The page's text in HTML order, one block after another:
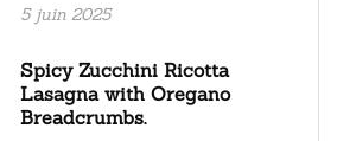
5 juin 2025
Spicy Zucchini Ricotta
Lasagna with Oregano
Breadcrumbs.